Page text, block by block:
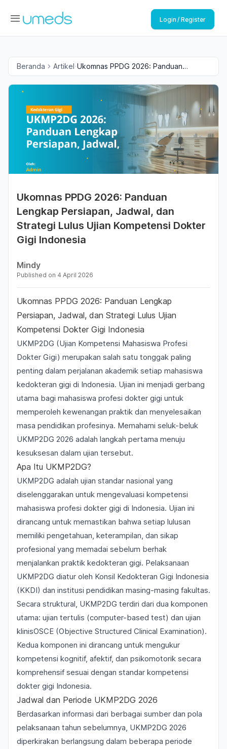
Login / Register
Beranda Artikel Ukomnas PPDG 2026: Panduan
Lengkap Persiapan, Jadwal, dan
Strategi Lulus Ujian Kompetensi Dokter
Ukomnas PPDG 2026: Panduan
Lengkap Persiapan, Jadwal, dan
Strategi Lulus Ujian Kompetensi Dokter
Gigi Indonesia
Mindy
Published on 4 April 2026
Ukomnas PPDG 2026: Panduan Lengkap
Persiapan, Jadwal, dan Strategi Lulus Ujian
Kompetensi Dokter Gigi Indonesia
UKMP2DG (Ujian Kompetensi Mahasiswa Profesi
Dokter Gigi) merupakan salah satu tonggak paling
penting dalam perjalanan akademik setiap mahasiswa
kedokteran gigi di Indonesia. Ujian ini menjadi gerbang
utama bagi mahasiswa profesi dokter gigi untuk
memperoleh kewenangan praktik dan menyelesaikan
masa pendidikan profesinya. Memahami seluk-beluk
UKMP2DG 2026 adalah langkah pertama menuju
kesuksesan dalam ujian tersebut.
Apa Itu UKMP2DG?
UKMP2DG adalah ujian standar nasional yang
diselenggarakan untuk mengevaluasi kompetensi
mahasiswa profesi dokter gigi di Indonesia. Ujian ini
dirancang untuk memastikan bahwa setiap lulusan
memiliki pengetahuan, keterampilan, dan sikap
profesional yang memadai sebelum berhak
menjalankan praktik kedokteran gigi. Pelaksanaan
UKMP2DG diatur oleh Konsil Kedokteran Gigi Indonesia
(KKDI) dan institusi pendidikan masing-masing fakultas.
Secara struktural, UKMP2DG terdiri dari dua komponen
utama: ujian tertulis (computer-based test) dan ujian
klinisOSCE (Objective Structured Clinical Examination).
Kedua komponen ini dirancang untuk mengukur
kompetensi kognitif, afektif, dan psikomotorik secara
komprehensif sesuai dengan standar kompetensi
dokter gigi Indonesia.
Jadwal dan Periode UKMP2DG 2026
Berdasarkan informasi dari berbagai sumber dan pola
pelaksanaan tahun sebelumnya, UKMP2DG 2026
diperkirakan berlangsung dalam beberapa periode